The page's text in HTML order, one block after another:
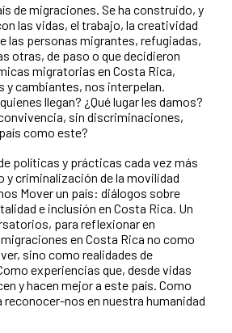
de migraciones. Se ha construido, y
las vidas, el trabajo, la creatividad
las personas migrantes, refugiadas,
otras, de paso o que decidieron
migratorias en Costa Rica,
y cambiantes, nos interpelan.
llegan? ¿Qué lugar les damos?
sin discriminaciones,
como este?
políticas y prácticas cada vez más
criminalización de la movilidad
Mover un país: diálogos sobre
e inclusión en Costa Rica. Un
para reflexionar en
en Costa Rica no como
sino como realidades de
experiencias que, desde vidas
y hacen mejor a este país. Como
nos en nuestra humanidad